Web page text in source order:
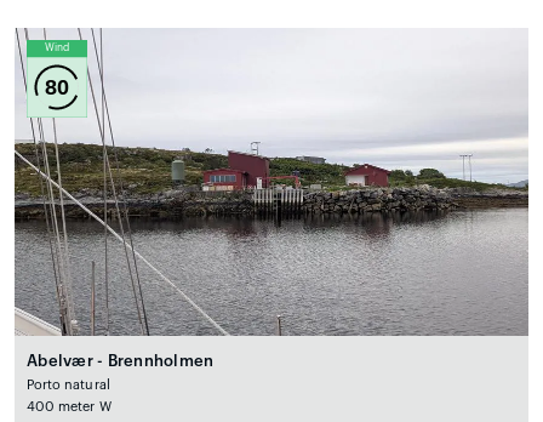
Wind
80
Abelvær - Brennholmen
Porto natural
400 meter W